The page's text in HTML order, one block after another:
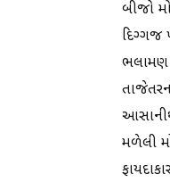
બીજો
દિગ્ગજ
ભલામણ
મળેલી